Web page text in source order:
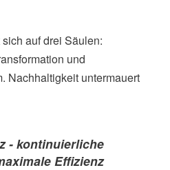
auf drei Säulen:
und
Nachhaltigkeit untermauert
- kontinuierliche
Effizienz